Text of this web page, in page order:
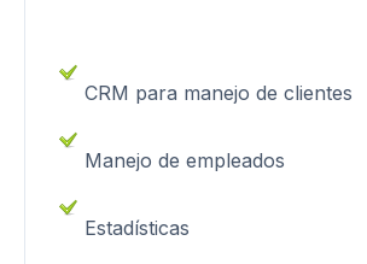
CRM para manejo de clientes
Manejo de empleados
Estadísticas